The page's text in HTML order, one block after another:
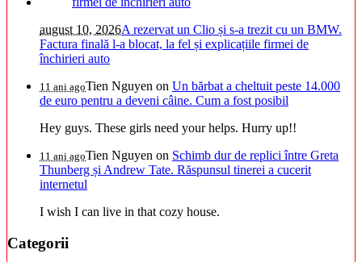
august 10, 2026A rezervat un Clio și s-a trezit cu un BMW.
Factura finală l-a blocat, la fel și explicațiile firmei de
închirieri auto
11 ani agoTien Nguyen on Un bărbat a cheltuit peste 14.000
de euro pentru a deveni câine. Cum a fost posibil
Hey guys. These girls need your helps. Hurry up!!
11 ani agoTien Nguyen on Schimb dur de replici între Greta
Thunberg și Andrew Tate. Răspunsul tinerei a cucerit
internetul
I wish I can live in that cozy house.
Categorii